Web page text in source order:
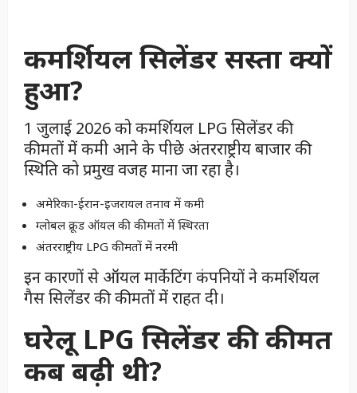
कमर्शियल सिलेंडर सस्ता क्यों
हुआ?
1 जुलाई 2026 को कमर्शियल LPG सिलेंडर की
कीमतों में कमी आने के पीछे अंतरराष्ट्रीय बाजार की
स्थिति को प्रमुख वजह माना जा रहा है।
अमेरिका-ईरान-इजरायल तनाव में कमी
ग्लोबल क्रूड ऑयल की कीमतों में स्थिरता
अंतरराष्ट्रीय LPG कीमतों में नरमी
इन कारणों से ऑयल मार्केटिंग कंपनियों ने कमर्शियल
गैस सिलेंडर की कीमतों में राहत दी।
घरेलू LPG सिलेंडर की कीमत
कब बढ़ी थी?